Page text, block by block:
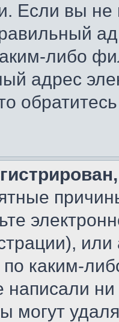
Если вы
либо
адрес
по каким-
могут